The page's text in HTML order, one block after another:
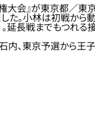
大会』が東京都／東
た。小林は初戦か
。延長戦までもつ
内、東京予選から